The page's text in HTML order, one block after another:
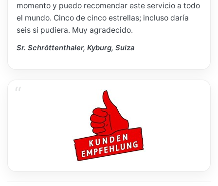
momento y puedo recomendar este servicio a todo
el mundo. Cinco de cinco estrellas; incluso daría
seis si pudiera. Muy agradecido.
Sr. Schröttenthaler, Kyburg, Suiza